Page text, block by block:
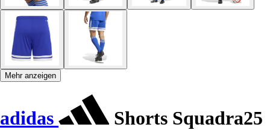
Mehr anzeigen
adidas Shorts Squadra25